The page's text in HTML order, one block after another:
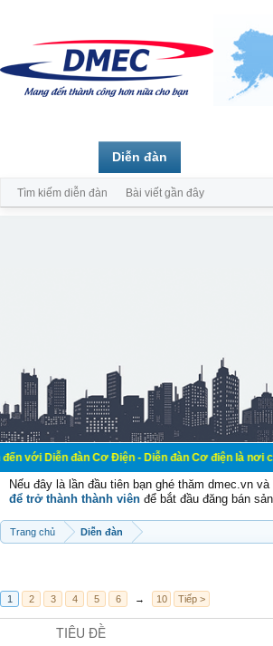
đàn Cơ Điện - Diễn đàn Cơ điện là nơi chia sẽ
Nếu đây là lần đầu tiên bạn ghé thăm dmec.vn
để trở thành thành viên để bắt đầu đăng bán
Trang chủ Diễn đàn
1 2 3 4 5 6 → 10 Tiếp >
TIÊU ĐỀ
Diễn đàn
Tìm kiếm diễn đàn Bài viết gần đây